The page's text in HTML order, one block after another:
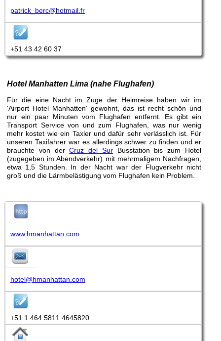
patrick_berc@hotmail.fr
+51 43 42 60 37
Hotel Manhatten Lima (nahe Flughafen)
Für die eine Nacht im Zuge der Heimreise haben wir im
'Airport Hotel Manhatten' gewohnt, das ist recht schön und
nur ein paar Minuten vom Flughafen entfernt. Es gibt ein
Transport Service von und zum Flughafen, was nur wenig
mehr kostet wie ein Taxler und dafür sehr verlässlich ist. Für
unseren Taxifahrer war es allerdings schwer zu finden und er
brauchte von derCruz del SurBusstation bis zum Hotel
(zugegeben im Abendverkehr) mit mehrmaligem Nachfragen,
etwa 1,5 Stunden. In der Nacht war der Flugverkehr nicht
groß und die Lärmbelästigung vom Flughafen kein Problem.
www.hmanhattan.com
hotel@hmanhattan.com
+51 1 464 5811 4645820